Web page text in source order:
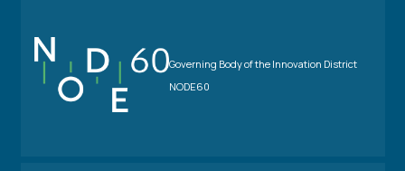
Governing Body of the Innovation District
NODE60